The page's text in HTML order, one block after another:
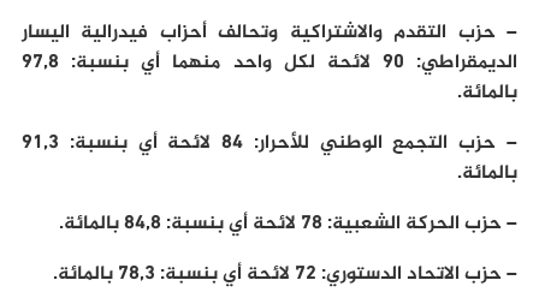
– حزب التقدم والاشتراكية وتحالف أحزاب فيدرالية اليسار
الديمقراطي: 90 لائحة لكل واحد منهما أي بنسبة: 97,8
بالمائة.
– حزب التجمع الوطني للأحرار: 84 لائحة أي بنسبة: 91,3
بالمائة.
– حزب الحركة الشعبية: 78 لائحة أي بنسبة: 84,8 بالمائة.
– حزب الاتحاد الدستوري: 72 لائحة أي بنسبة: 78,3 بالمائة.